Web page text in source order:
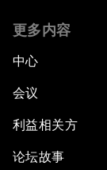
更多内容
中心
会议
利益相关方
论坛故事